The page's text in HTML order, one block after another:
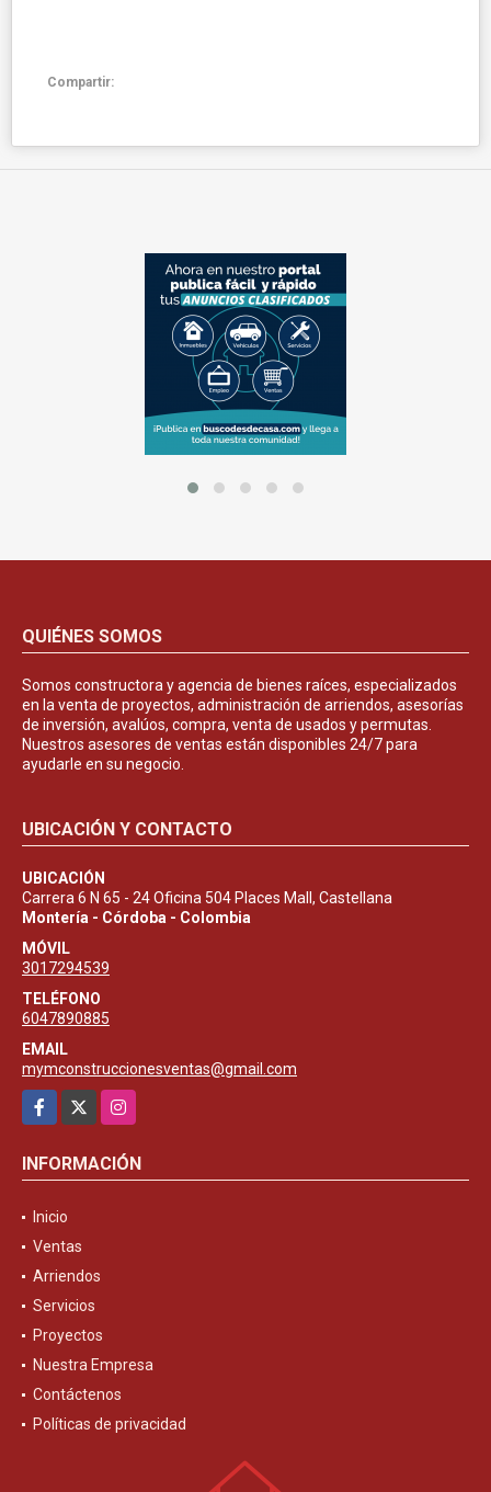
Compartir:
QUIÉNES SOMOS
Somos constructora y agencia de bienes raíces, especializados
en la venta de proyectos, administración de arriendos, asesorías
de inversión, avalúos, compra, venta de usados y permutas.
Nuestros asesores de ventas están disponibles 24/7 para
ayudarle en su negocio.
UBICACIÓN Y CONTACTO
UBICACIÓN
Carrera 6 N 65 - 24 Oficina 504 Places Mall, Castellana
Montería - Córdoba - Colombia
MÓVIL
3017294539
TELÉFONO
6047890885
EMAIL
mymconstruccionesventas@gmail.com
Facebook
Instagram
INFORMACIÓN
Inicio
Ventas
Arriendos
Servicios
Proyectos
Nuestra Empresa
Contáctenos
Políticas de privacidad